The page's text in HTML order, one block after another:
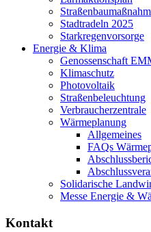
Stadtradeln 2025
Starkregenvorsorge
Energie & Klima
Genossenschaft
Klimaschutz
Photovoltaik
Straßenbeleuchtung
Verbraucherzentrale
Wärmeplanung
Allgemeines
FAQs
Solidarische
Messe Energie &
Kontakt